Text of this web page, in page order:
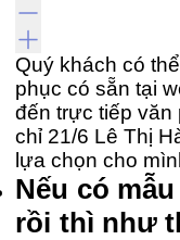
Quý khách có
phục có sẵn tại
đến trực tiếp văn
chỉ 21/6 Lê Thị
lựa chọn cho
Nếu có
rồi thì như